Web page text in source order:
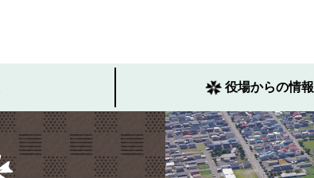
役場からの情報